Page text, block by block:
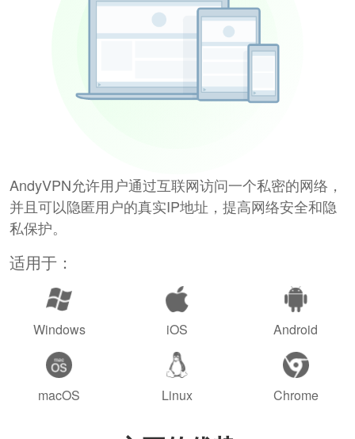
AndyVPN允许用户通过互联网访问一个私密的网络，
并且可以隐匿用户的真实IP地址，提高网络安全和隐
私保护。
适用于：
Windows iOS Android
macOS Linux Chrome